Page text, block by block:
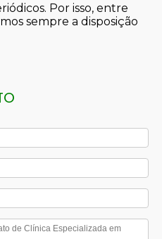
Por isso, entre
sempre a disposição